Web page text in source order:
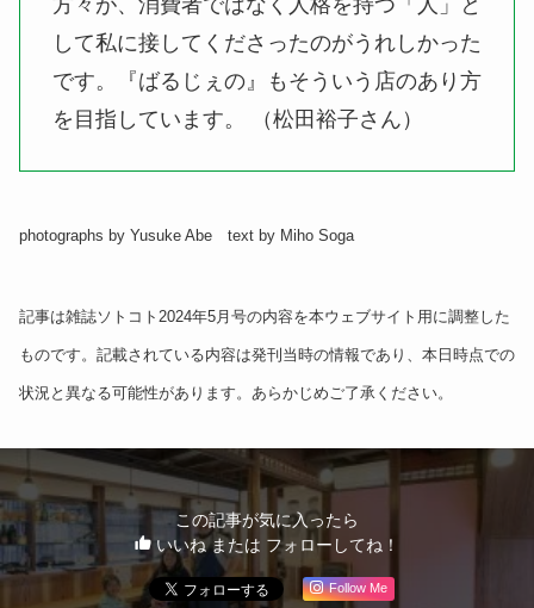
方々が、消費者ではなく人格を持つ「人」と
して私に接してくださったのがうれしかった
です。『ばるじぇの』もそういう店のあり方
を目指しています。 （松田裕子さん）
photographs by Yusuke Abe text by Miho Soga
記事は雑誌ソトコト2024年5月号の内容を本ウェブサイト用に調整した
ものです。記載されている内容は発刊当時の情報であり、本日時点での
状況と異なる可能性があります。あらかじめご了承ください。
この記事が気に入ったら
いいね または フォローしてね！
Follow Me